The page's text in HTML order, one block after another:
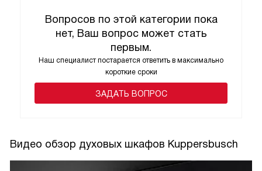
Вопросов по этой категории пока
нет, Ваш вопрос может стать
первым.
Наш специалист постарается ответить в максимально
короткие сроки
ЗАДАТЬ ВОПРОС
Видео обзор духовых шкафов Kuppersbusch